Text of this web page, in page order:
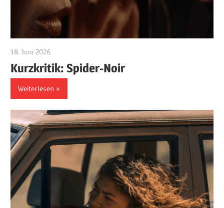
18. Juni 2026
Kurzkritik: Spider-Noir
Weiterlesen